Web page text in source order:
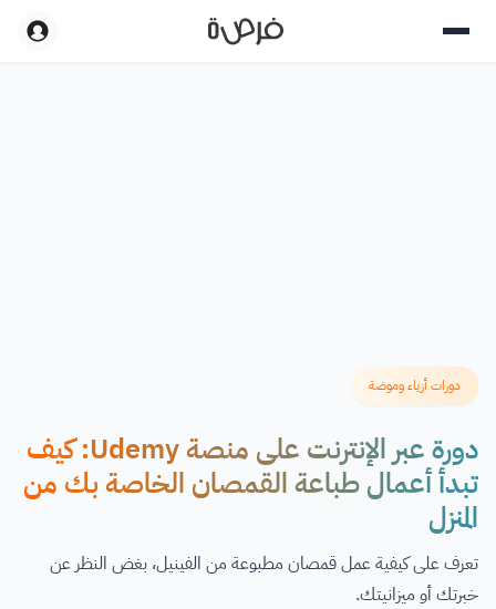
دورات أزياء وموضة
دورة عبر الإنترنت على منصة Udemy: كيف
تبدأ أعمال طباعة القمصان الخاصة بك من
المنزل
تعرف على كيفية عمل قمصان مطبوعة من الفينيل، بغض النظر عن
خبرتك أو ميزانيتك.